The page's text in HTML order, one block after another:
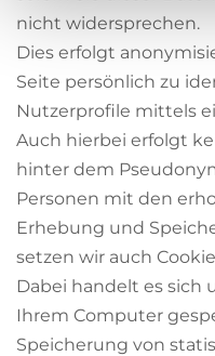
nicht widersprechen.
Dies erfolgt
Seite persönlich zu
Nutzerprofile mittels
Auch hierbei erfolgt
hinter dem
Personen mit den
Erhebung und
setzen wir auch
Dabei handelt es sich
Ihrem Computer
Speicherung von